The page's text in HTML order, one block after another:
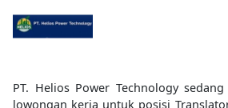
PT. Helios Power Technology
lowongan kerja untuk posisi